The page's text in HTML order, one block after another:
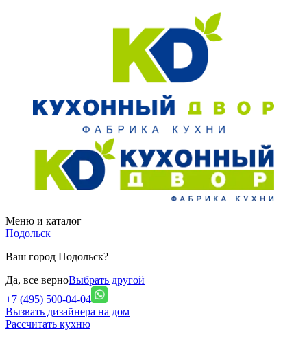
Меню и каталог
Подольск
Ваш город Подольск?
Да, все верноВыбрать другой
+7 (495) 500-04-04
Вызвать дизайнера на дом
Рассчитать кухню